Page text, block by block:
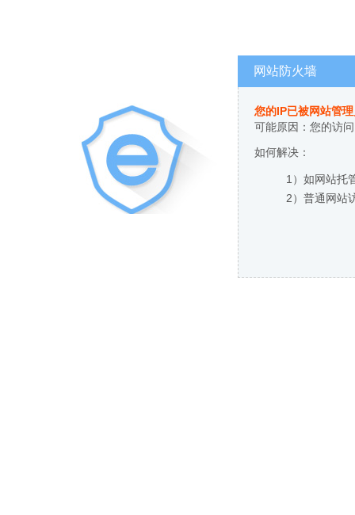
网站防火墙
您的IP已被网站管
可能原因：您的访
如何解决：
1）如网站托
2）普通网站